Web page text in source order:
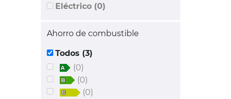
Eléctrico (0)
Ahorro de combustible
Todos (3)
(0)
(0)
(0)